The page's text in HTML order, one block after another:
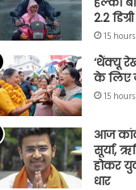
2.2
15
‘थैंक्यू
के लिए
15
आज
सूर्या,
होकर
धार